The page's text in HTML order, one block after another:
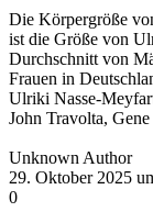
Die Körpergröße
ist die Größe von
Durchschnitt von
Frauen in
Ulriki Nasse-
John Travolta,
Unknown Author
29. Oktober 2025
0